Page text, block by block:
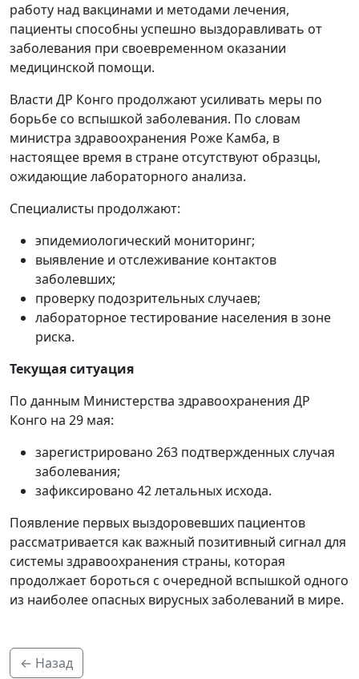
работу над вакцинами и методами лечения,
пациенты способны успешно выздоравливать от
заболевания при своевременном оказании
медицинской помощи.
Власти ДР Конго продолжают усиливать меры по
борьбе со вспышкой заболевания. По словам
министра здравоохранения Роже Камба, в
настоящее время в стране отсутствуют образцы,
ожидающие лабораторного анализа.
Специалисты продолжают:
эпидемиологический мониторинг;
выявление и отслеживание контактов
заболевших;
проверку подозрительных случаев;
лабораторное тестирование населения в зоне
риска.
Текущая ситуация
По данным Министерства здравоохранения ДР
Конго на 29 мая:
зарегистрировано 263 подтвержденных случая
заболевания;
зафиксировано 42 летальных исхода.
Появление первых выздоровевших пациентов
рассматривается как важный позитивный сигнал для
системы здравоохранения страны, которая
продолжает бороться с очередной вспышкой одного
из наиболее опасных вирусных заболеваний в мире.
← Назад